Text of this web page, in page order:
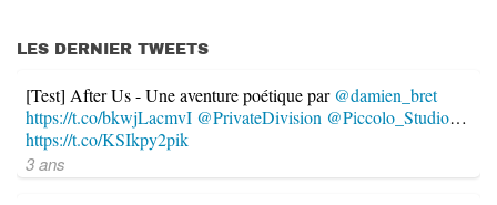
LES DERNIER TWEETS
[Test] After Us - Une aventure poétique par @damien_bret
https://t.co/bkwjLacmvI @PrivateDivision @Piccolo_Studio…
https://t.co/KSIkpy2pik
3 ans